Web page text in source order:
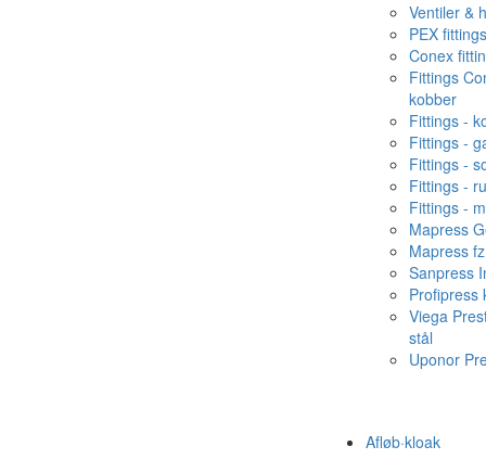
Ventiler &
PEX fittings
Conex
Fittings
kobber
Fittings -
Fittings -
Fittings -
Fittings -
Fittings -
Mapress
Mapress fz
Sanpress
Profipress
Viega
stål
Uponor
Afløb·kloak